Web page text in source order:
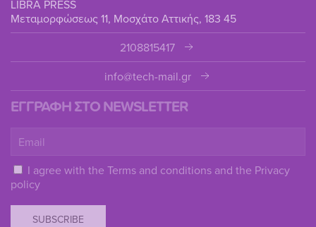
LIBRA PRESS
Μεταμορφώσεως 11, Μοσχάτο Αττικής, 183 45
2108815417
info@tech-mail.gr
ΕΓΓΡΑΦΗ ΣΤΟ NEWSLETTER
I agree with the Terms and conditions and the Privacy
policy
SUBSCRIBE